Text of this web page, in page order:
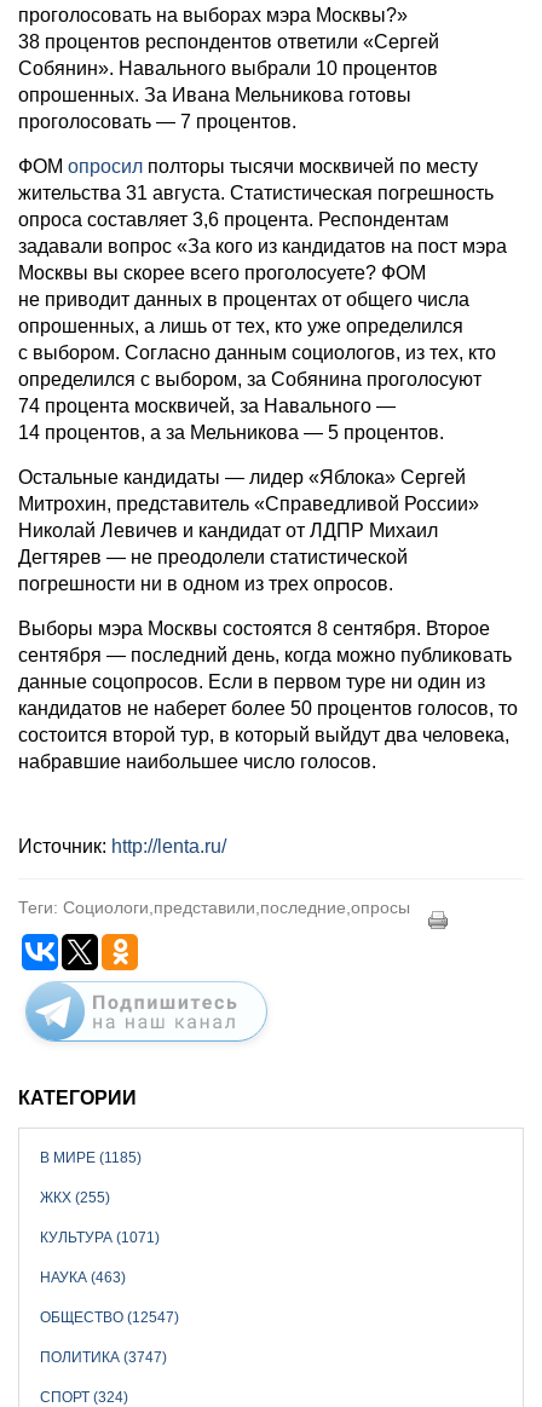
проголосовать на выборах мэра Москвы?»
38 процентов респондентов ответили «Сергей
Собянин». Навального выбрали 10 процентов
опрошенных. За Ивана Мельникова готовы
проголосовать — 7 процентов.
ФОМ опросил полторы тысячи москвичей по месту
жительства 31 августа. Статистическая погрешность
опроса составляет 3,6 процента. Респондентам
задавали вопрос «За кого из кандидатов на пост мэра
Москвы вы скорее всего проголосуете? ФОМ
не приводит данных в процентах от общего числа
опрошенных, а лишь от тех, кто уже определился
с выбором. Согласно данным социологов, из тех, кто
определился с выбором, за Собянина проголосуют
74 процента москвичей, за Навального —
14 процентов, а за Мельникова — 5 процентов.
Остальные кандидаты — лидер «Яблока» Сергей
Митрохин, представитель «Справедливой России»
Николай Левичев и кандидат от ЛДПР Михаил
Дегтярев — не преодолели статистической
погрешности ни в одном из трех опросов.
Выборы мэра Москвы состоятся 8 сентября. Второе
сентября — последний день, когда можно публиковать
данные соцопросов. Если в первом туре ни один из
кандидатов не наберет более 50 процентов голосов, то
состоится второй тур, в который выйдут два человека,
набравшие наибольшее число голосов.
Источник: http://lenta.ru/
Теги: Социологи,представили,последние,опросы
КАТЕГОРИИ
В МИРЕ (1185)
ЖКХ (255)
КУЛЬТУРА (1071)
НАУКА (463)
ОБЩЕСТВО (12547)
ПОЛИТИКА (3747)
СПОРТ (324)